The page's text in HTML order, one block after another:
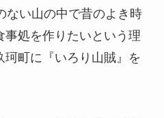
ない山の中で昔のよき時
処を作りたいという理
町に『いろり山賊』を